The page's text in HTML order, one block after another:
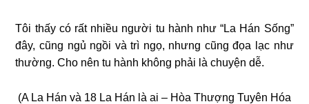
Tôi thấy có rất nhiều người tu hành như “La Hán Sống”
đây, cũng ngủ ngồi và trì ngọ, nhưng cũng đọa lạc như
thường. Cho nên tu hành không phải là chuyện dễ.
(A La Hán và 18 La Hán là ai – Hòa Thượng Tuyên Hóa